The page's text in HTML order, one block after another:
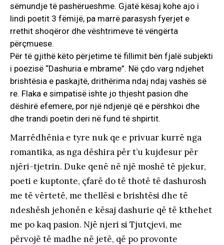
sëmundje të pashërueshme. Gjatë kësaj kohe ajo i
lindi poetit 3 fëmijë, pa marrë parasysh fyerjet e
rrethit shoqëror dhe vështrimeve të vëngërta
përçmuese.
Për të gjithë këto përjetime të fillimit bën fjalë subjekti
i poezisë “Dashuria e mbrame”. Në çdo varg ndjehet
brishtësia e paskajtë, drithërima ndaj ndaj vashës së
re. Flaka e simpatisë ishte jo thjesht pasion dhe
dëshirë efemere, por një ndjenjë që e përshkoi dhe
dhe trandi poetin deri në fund të shpirtit.
Marrëdhënia e tyre nuk qe e privuar kurrë nga
romantika, as nga dëshira për t’u kujdesur për
njëri-tjetrin. Duke qenë në një moshë të pjekur,
poeti e kuptonte, çfarë do të thotë të dashurosh
me të vërtetë, me thellësi e brishtësi dhe të
ndeshësh jehonën e kësaj dashurie që të kthehet
me po kaq pasion. Një njeri si Tjutçjevi, me
përvojë të madhe në jetë, që po provonte